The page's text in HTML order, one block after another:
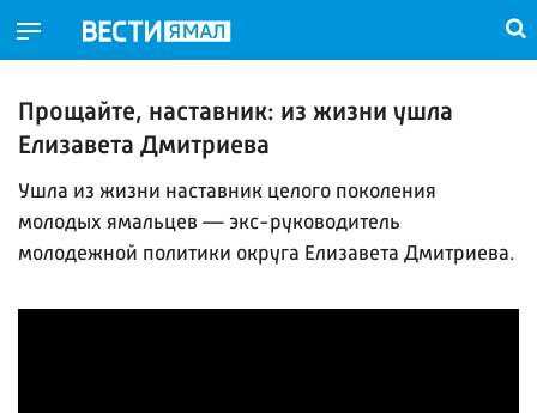
Прощайте, наставник: из жизни ушла
Елизавета Дмитриева
Ушла из жизни наставник целого поколения
молодых ямальцев — экс-руководитель
молодежной политики округа Елизавета Дмитриева.